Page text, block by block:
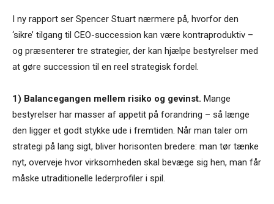
I ny rapport ser Spencer Stuart nærmere på, hvorfor den
‘sikre’ tilgang til CEO-succession kan være kontraproduktiv –
og præsenterer tre strategier, der kan hjælpe bestyrelser med
at gøre succession til en reel strategisk fordel.
1) Balancegangen mellem risiko og gevinst. Mange
bestyrelser har masser af appetit på forandring – så længe
den ligger et godt stykke ude i fremtiden. Når man taler om
strategi på lang sigt, bliver horisonten bredere: man tør tænke
nyt, overveje hvor virksomheden skal bevæge sig hen, man får
måske utraditionelle lederprofiler i spil.